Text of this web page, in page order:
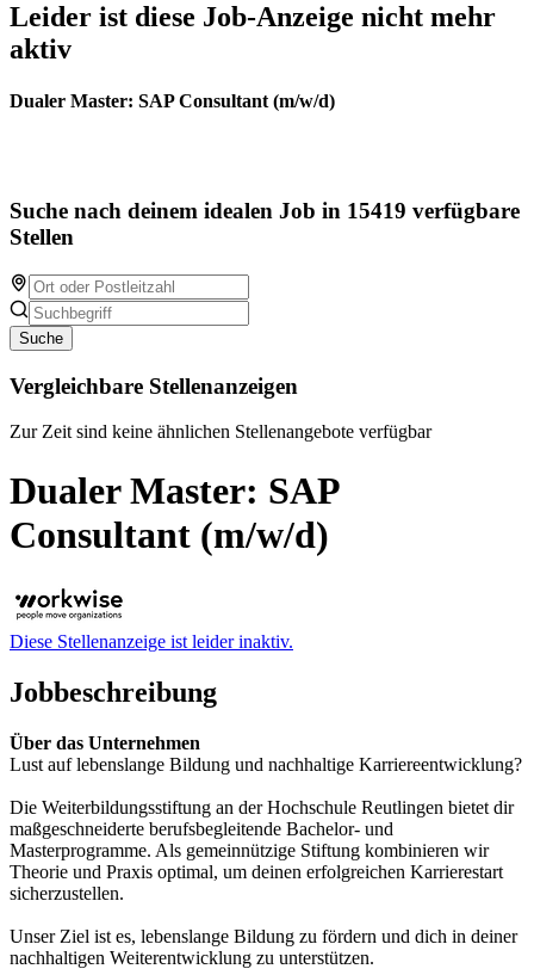
Leider ist diese Job-Anzeige nicht mehr
aktiv
Dualer Master: SAP Consultant (m/w/d)
Suche nach deinem idealen Job in 15419 verfügbare
Stellen
Suche
Vergleichbare Stellenanzeigen
Zur Zeit sind keine ähnlichen Stellenangebote verfügbar
Dualer Master: SAP
Consultant (m/w/d)
Diese Stellenanzeige ist leider inaktiv.
Jobbeschreibung
Über das Unternehmen
Lust auf lebenslange Bildung und nachhaltige Karriereentwicklung?
Die Weiterbildungsstiftung an der Hochschule Reutlingen bietet dir
maßgeschneiderte berufsbegleitende Bachelor- und
Masterprogramme. Als gemeinnützige Stiftung kombinieren wir
Theorie und Praxis optimal, um deinen erfolgreichen Karrierestart
sicherzustellen.
Unser Ziel ist es, lebenslange Bildung zu fördern und dich in deiner
nachhaltigen Weiterentwicklung zu unterstützen.